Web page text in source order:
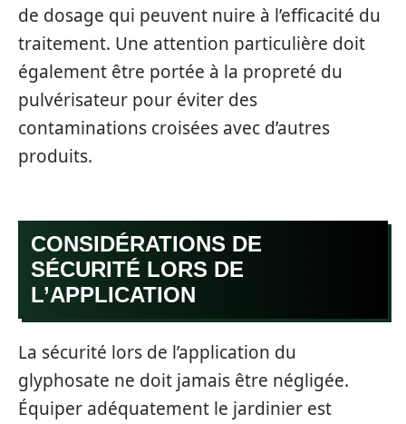
de dosage qui peuvent nuire à l’efficacité du
traitement. Une attention particulière doit
également être portée à la propreté du
pulvérisateur pour éviter des
contaminations croisées avec d’autres
produits.
CONSIDÉRATIONS DE
SÉCURITÉ LORS DE
L’APPLICATION
La sécurité lors de l’application du
glyphosate ne doit jamais être négligée.
Équiper adéquatement le jardinier est